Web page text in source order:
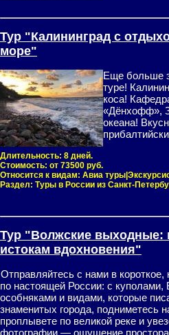
Тур "Калининград с
море"
Еще больше
туре!
коса!
«Дёнхофф»,
океана!
Длительность: 8 дней.
Стоимость: от 73500 руб.
Относится к видам: Авиа
Раздел: Туры в России из Санкт-
Тур "Волжские выходные:
истокам вдохновения"
Отправляйтесь с нами в
по настоящей России: с куполами,
особняками и видами, которые
знаменитых города, подниметесь
проплывете по великой реке и
фотографии — ощущение простора